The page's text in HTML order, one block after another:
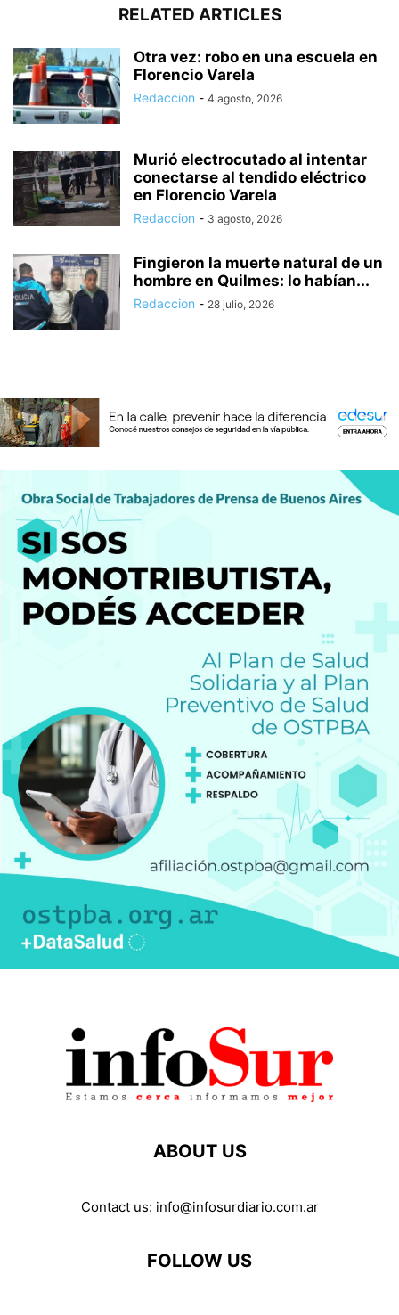
RELATED ARTICLES
Otra vez: robo en una escuela en
Florencio Varela
Redaccion - 4 agosto, 2026
Murió electrocutado al intentar
conectarse al tendido eléctrico
en Florencio Varela
Redaccion - 3 agosto, 2026
Fingieron la muerte natural de un
hombre en Quilmes: lo habían...
Redaccion - 28 julio, 2026
ABOUT US
Contact us: info@infosurdiario.com.ar
FOLLOW US